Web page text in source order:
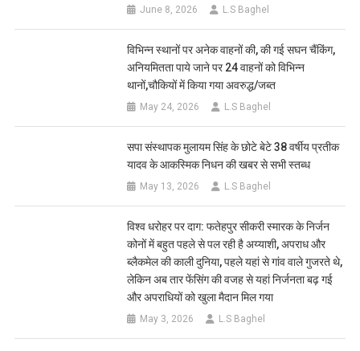
June 8, 2026 L.S Baghel
विभिन्न स्थानों पर अनेक वाहनों की, की गई सघन चैंकिंग,
अनियमितता पाये जाने पर 24 वाहनों को विभिन्न
थानों,चौकियों में किया गया अवरुद्ध/जब्त
May 24, 2026 L.S Baghel
सपा संस्थापक मुलायम सिंह के छोटे बेटे 38 वर्षीय प्रतीक
यादव के आकस्मिक निधन की खबर से सभी स्तब्ध
May 13, 2026 L.S Baghel
विश्व धरोहर पर दाग: फतेहपुर सीकरी स्मारक के निर्जन
कोनों में बहुत पहले से पल रही है अय्याशी, अपराध और
ब्लैकमेल की काली दुनिया, पहले यहां से गांव वाले गुजरते थे,
लेकिन अब तार फेंसिंग की वजह से यहां निर्जनता बढ़ गई
और अपराधियों को खुला मैदान मिल गया
May 3, 2026 L.S Baghel